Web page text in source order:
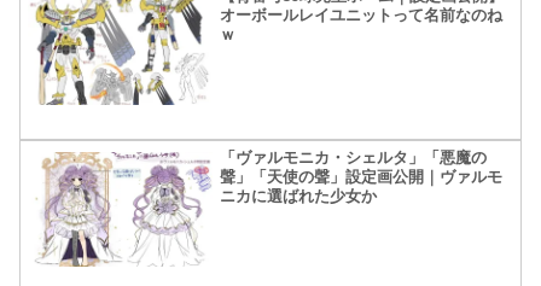
オーボールレイユニットって名前なのね
ｗ
「ヴァルモニカ・シェルタ」「悪魔の
聲」「天使の聲」設定画公開｜ヴァルモ
ニカに選ばれた少女か